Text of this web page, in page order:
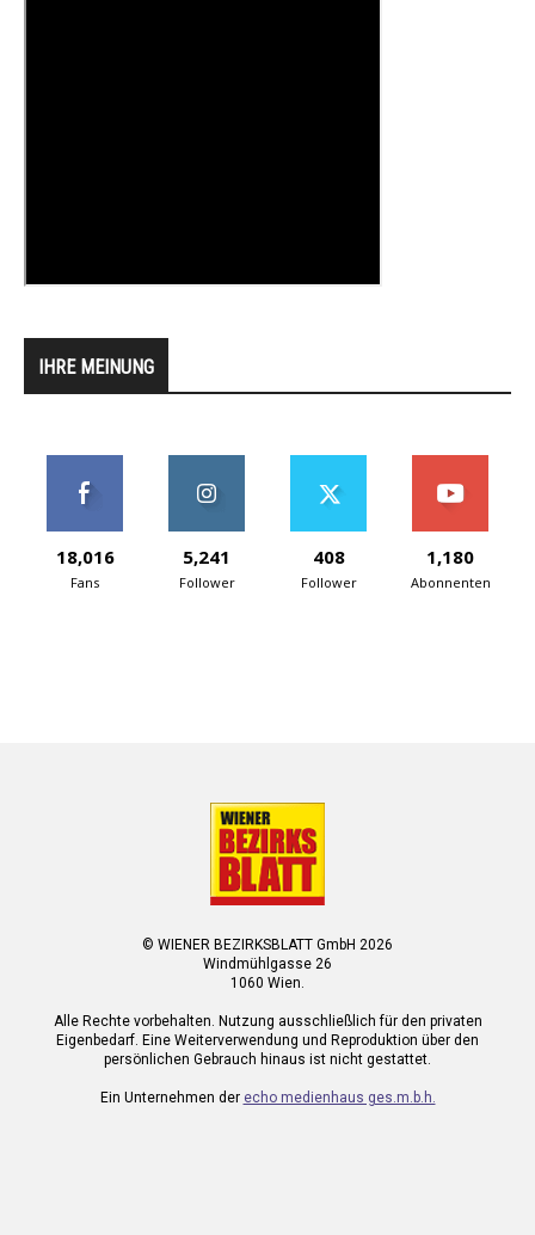
IHRE MEINUNG
18,016
Fans
5,241
Follower
408
Follower
1,180
Abonnenten
© WIENER BEZIRKSBLATT GmbH 2026
Windmühlgasse 26
1060 Wien.
Alle Rechte vorbehalten. Nutzung ausschließlich für den privaten
Eigenbedarf. Eine Weiterverwendung und Reproduktion über den
persönlichen Gebrauch hinaus ist nicht gestattet.
Ein Unternehmen der echo medienhaus ges.m.b.h.